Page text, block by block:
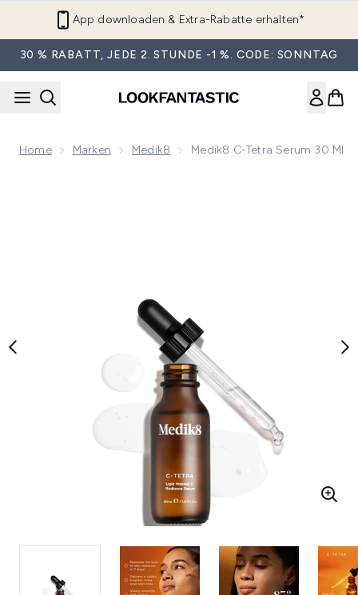
App downloaden & Extra-Rabatte erhalten*
30 % RABATT, JEDE 2. STUNDE -1 %. CODE: SONNTAG
Home Marken Medik8 Medik8 C-Tetra Serum 30 Ml